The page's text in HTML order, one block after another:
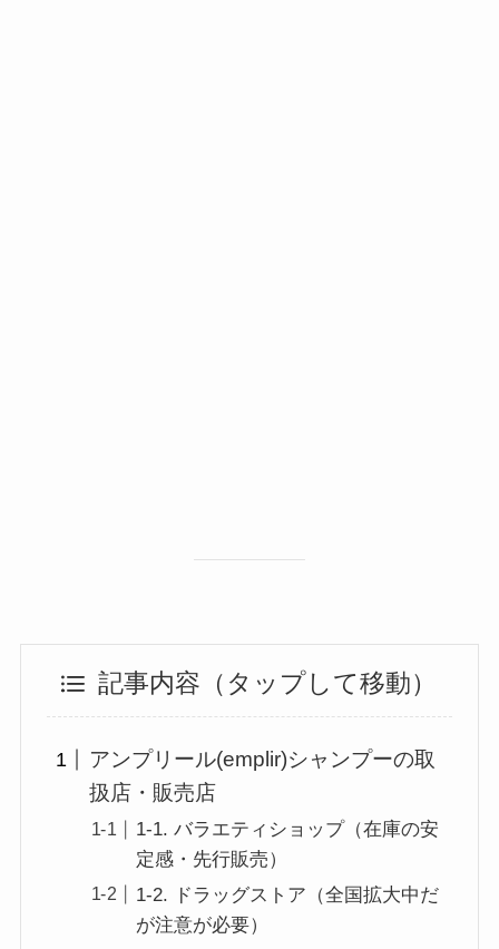
記事内容（タップして移動）
アンプリール(emplir)シャンプーの取
扱店・販売店
1-1. バラエティショップ（在庫の安
定感・先行販売）
1-2. ドラッグストア（全国拡大中だ
が注意が必要）